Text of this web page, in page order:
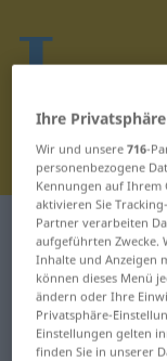
Deutsch-
Wörter
beginnen
Ihre
Wir und unsere716-
personenbezogene
Kennungen auf Ihrem
aktivieren Sie
Partner verarbeiten
aufgeführten Zwecke.
Inhalte und Anzeigen
können dieses Menü
ändern oder Ihre
Privatsphäre-
Einstellungen gelten
finden Sie in unserer